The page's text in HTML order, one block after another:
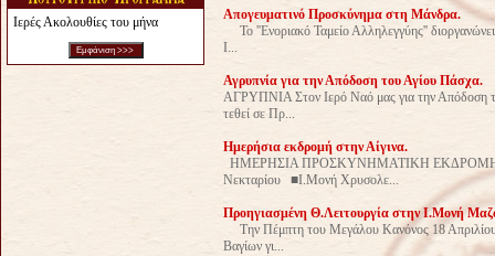
Ιερές Ακολουθίες του μήνα
Aπογευματινό Προσκύνημα στη Μάνδρα.
Το ''Ενοριακό Ταμείο Αλληλεγγύης''
Ι...
Αγρυπνία για την Απόδοση του Αγίου Πάσχα.
ΑΓΡΥΠΝΙΑ Στον Ιερό Ναό μας για την
τεθεί σε Πρ...
Ημερήσια εκδρομή στην Αίγινα.
ΗΜΕΡΗΣΙΑ ΠΡΟΣΚΥΝΗΜΑΤΙΚΗ ΕΚΔΡΟΜΗ
Νεκταρίου ■Ι.Μονή Χρυσολε...
Προηγιασμένη Θ.Λειτουργία στην Ι.Μονή
Την Πέμπτη του Μεγάλου Κανόνος 18
Βαγίων γι...